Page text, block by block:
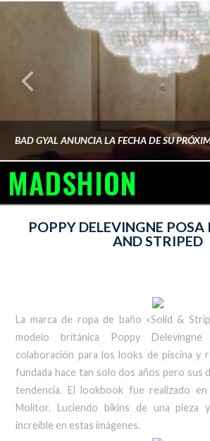
MADSHION
POPPY DELEVINGNE POSA
AND STRIPED
La marca de ropa de baño «Solid &
modelo británica Poppy
colaboración para los looks de piscina y
fundada hace tan solo dos años pero sus
tendencia. El lookbook fue realizado
Molitor. Luciendo bikins de una pieza
increíble en estas imágenes.